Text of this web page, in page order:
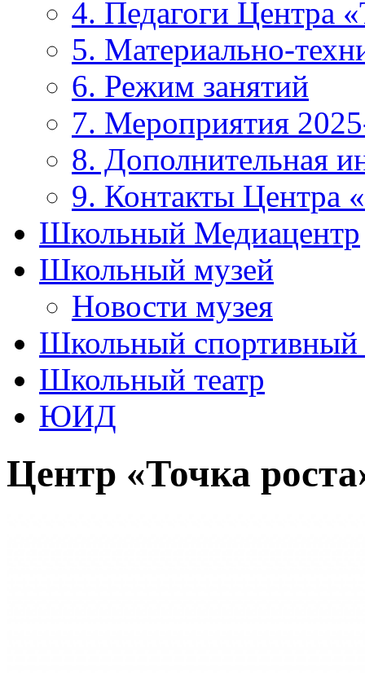
4. Педагоги Центра
5. Материально-
6. Режим занятий
7. Мероприятия
8. Дополнительная
9. Контакты Центра
Школьный Медиацентр
Школьный музей
Новости музея
Школьный спортивный
Школьный театр
ЮИД
Центр «Точка